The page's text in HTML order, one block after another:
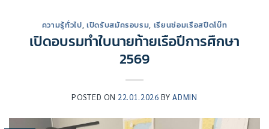
ความรู้ทั่วไป, เปิดรับสมัครอบรม, เรียนซ่อมเรือสปีดโบ๊ท
เปิดอบรมทำใบนายท้ายเรือปีการศึกษา
2569
POSTED ON 22.01.2026 BYADMIN